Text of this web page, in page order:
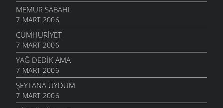
MEMUR SABAHI
7 MART 2006
CUMHURIYET
7 MART 2006
YAĞ DEDIK AMA
7 MART 2006
ŞEYTANA UYDUM
7 MART 2006